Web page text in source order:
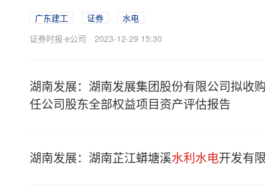
广东建工 证券
水电
证券时报·e公司
2023-12-29 15:30
湖南发展：湖南发展集团股份有限公司拟收
任公司股东全部权益项目资产评估报告
湖南发展：湖南芷江蟒塘溪水利水电开发有